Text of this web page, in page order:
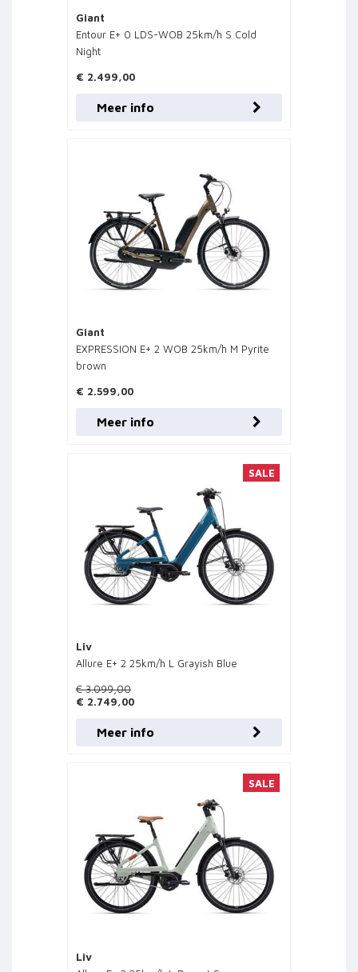
Giant
Entour E+ 0 LDS-WOB 25km/h S Cold
Night
€ 2.499,00
Meer info
Giant
EXPRESSION E+ 2 WOB 25km/h M Pyrite
brown
€ 2.599,00
Meer info
SALE
Liv
Allure E+ 2 25km/h L Grayish Blue
€ 3.099,00
€ 2.749,00
Meer info
SALE
Liv